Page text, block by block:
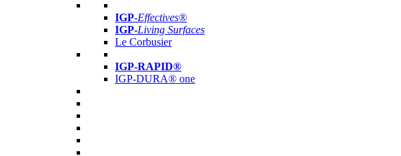
IGP-Effectives®
IGP-Living Surfaces
Le Corbusier
IGP-RAPID®
IGP-DURA® one